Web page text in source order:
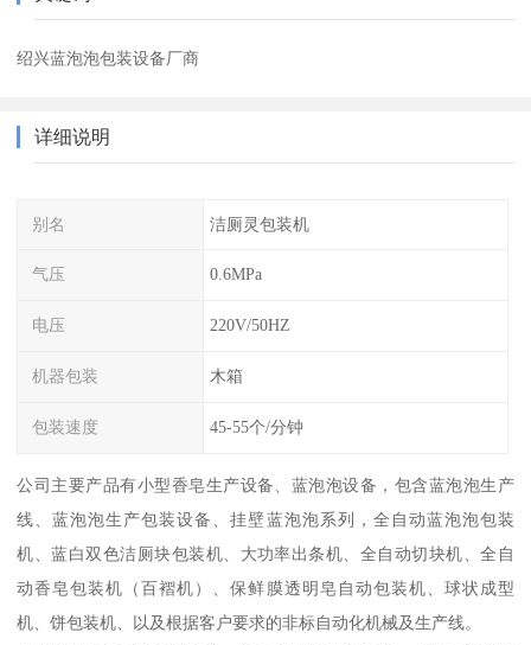
绍兴蓝泡泡包装设备厂商
详细说明
别名 洁厕灵包装机
气压 0.6MPa
电压 220V/50HZ
机器包装 木箱
包装速度 45-55个/分钟
公司主要产品有小型香皂生产设备、蓝泡泡设备，包含蓝泡泡生产
线、蓝泡泡生产包装设备、挂壁蓝泡泡系列，全自动蓝泡泡包装
机、蓝白双色洁厕块包装机、大功率出条机、全自动切块机、全自
动香皂包装机（百褶机）、保鲜膜透明皂自动包装机、球状成型
机、饼包装机、以及根据客户要求的非标自动化机械及生产线。